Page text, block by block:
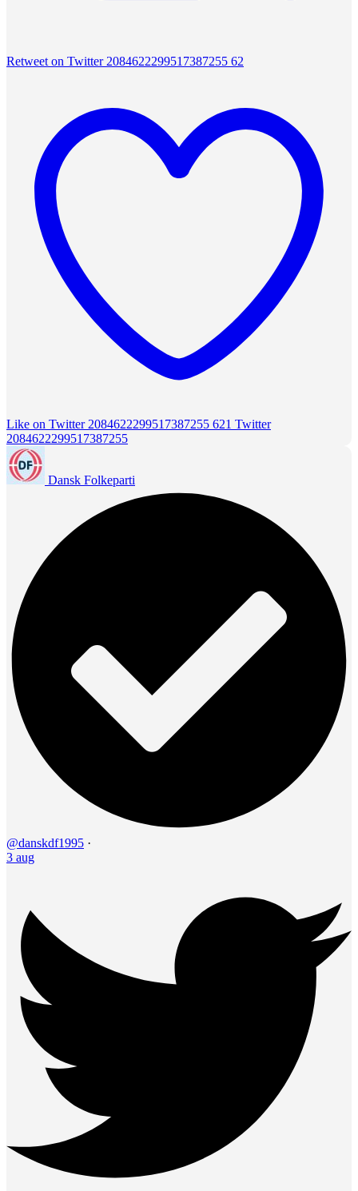
Retweet on Twitter 2084622299517387255 62
Like on Twitter 2084622299517387255 621 Twitter
2084622299517387255
Dansk Folkeparti
@danskdf1995 ·
3 aug